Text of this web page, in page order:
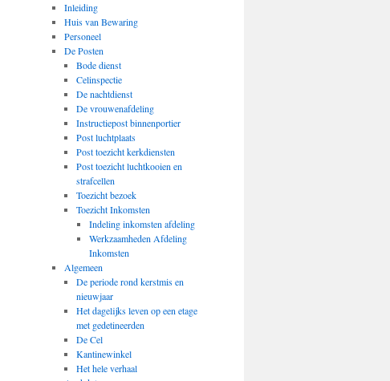
Inleiding
Huis van Bewaring
Personeel
De Posten
Bode dienst
Celinspectie
De nachtdienst
De vrouwenafdeling
Instructiepost binnenportier
Post luchtplaats
Post toezicht kerkdiensten
Post toezicht luchtkooien en
strafcellen
Toezicht bezoek
Toezicht Inkomsten
Indeling inkomsten afdeling
Werkzaamheden Afdeling
Inkomsten
Algemeen
De periode rond kerstmis en
nieuwjaar
Het dagelijks leven op een etage
met gedetineerden
De Cel
Kantinewinkel
Het hele verhaal